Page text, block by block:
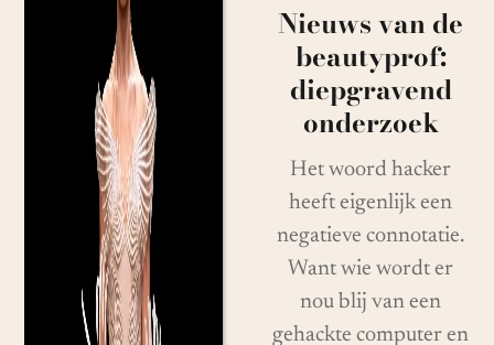
Nieuws van de
beautyprof:
diepgravend
onderzoek
Het woord hacker
heeft eigenlijk een
negatieve connotatie.
Want wie wordt er
nou blij van een
gehackte computer en